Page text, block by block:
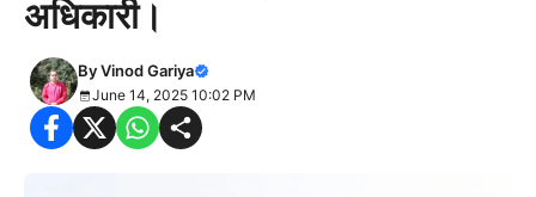
अधिकारी।
ByVinod Gariya
June 14, 2025 10:02 PM